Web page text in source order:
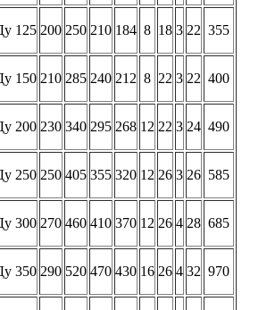
125 200 250 210 184 8 18 3 22 355
150 210 285 240 212 8 22 3 22 400
200 230 340 295 268 12 22 3 24 490
250 250 405 355 320 12 26 3 26 585
300 270 460 410 370 12 26 4 28 685
350 290 520 470 430 16 26 4 32 970